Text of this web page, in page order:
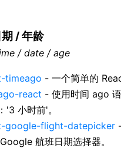
/ 年龄
/ date / age
timeago - 一个简单的
react - 使用时间 ago 语
'3 小时前'。
google-flight-datepicker
航班日期选择器。